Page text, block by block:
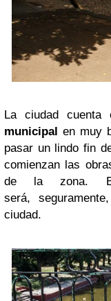
La ciudad cuenta
municipal en muy
pasar un lindo fin
comienzan las
de la zona.
será,
ciudad.